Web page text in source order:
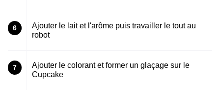
6
Ajouter le lait et l'arôme puis travailler le tout au
robot
7
Ajouter le colorant et former un glaçage sur le
Cupcake